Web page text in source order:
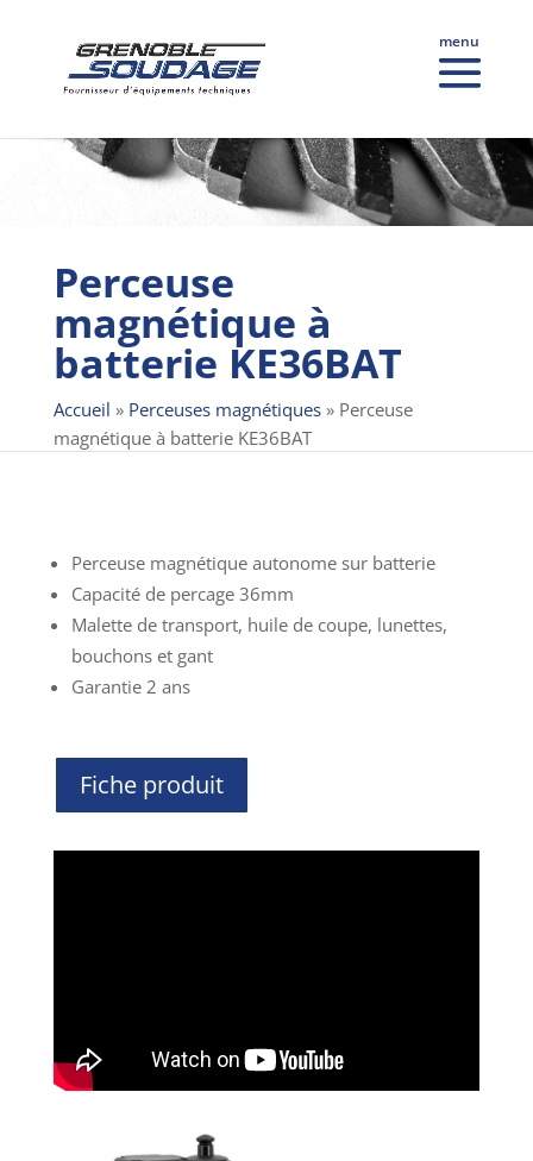
Perceuse
magnétique à
batterie KE36BAT
Accueil » Perceuses magnétiques» Perceuse
magnétique à batterie KE36BAT
Perceuse magnétique autonome sur batterie
Capacité de percage 36mm
Malette de transport, huile de coupe, lunettes,
bouchons et gant
Garantie 2 ans
Fiche produit